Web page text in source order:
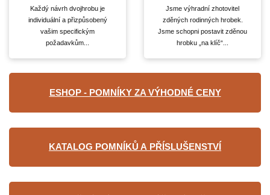
Každý návrh dvojhrobu je
individuální a přizpůsobený
vašim specifickým
požadavkům...
Jsme výhradní zhotovitel
zděných rodinných hrobek.
Jsme schopni postavit zděnou
hrobku „na klíč“...
ESHOP - POMNÍKY ZA VÝHODNÉ CENY
KATALOG POMNÍKŮ A PŘÍSLUŠENSTVÍ